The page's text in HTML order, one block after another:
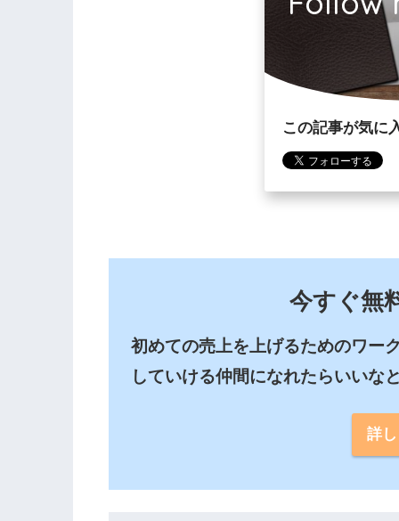
この記事が気に
今すぐ無
初めての売上を上げるためのワー
していける仲間になれたらいいな
詳